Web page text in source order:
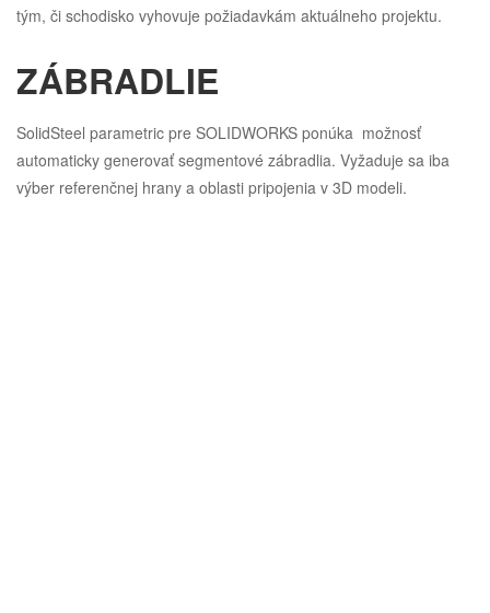
tým, či schodisko vyhovuje požiadavkám aktuálneho projektu.
ZÁBRADLIE
SolidSteel parametric pre SOLIDWORKS ponúka možnosť
automaticky generovať segmentové zábradlia. Vyžaduje sa iba
výber referenčnej hrany a oblasti pripojenia v 3D modeli.